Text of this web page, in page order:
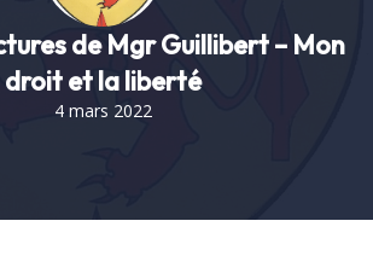
de Mgr Guillibert – Mon
droit et la liberté
4 mars 2022